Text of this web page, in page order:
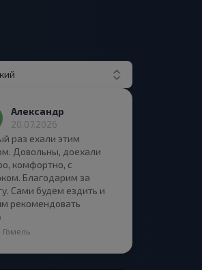
Александр
20.07.2026
раз ехали этим
Довольны, доехали
комфортно, с
Благодарим за
Сами будем ездить и
рекомендовать
Гомель